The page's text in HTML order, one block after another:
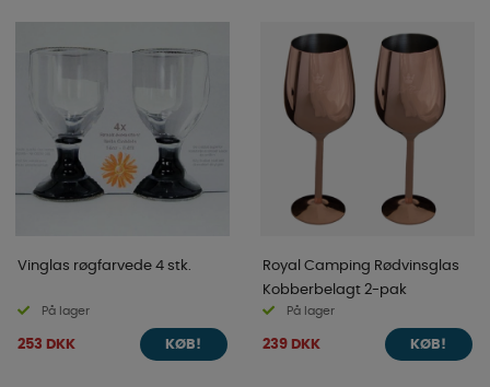
Vinglas røgfarvede 4 stk.
På lager
253 DKK KØB!
Royal Camping Rødvinsglas
Kobberbelagt 2-pak
På lager
239 DKK KØB!